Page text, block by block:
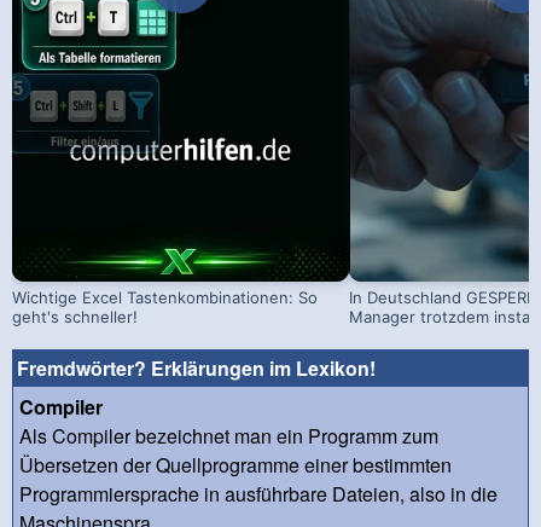
Wichtige Excel Tastenkombinationen: So
geht's schneller!
In Deutschland
Manager trotzdem
Fremdwörter? Erklärungen im Lexikon!
Compiler
Als Compiler bezeichnet man ein Programm zum
Übersetzen der Quellprogramme einer bestimmten
Programmiersprache in ausführbare Dateien, also in die